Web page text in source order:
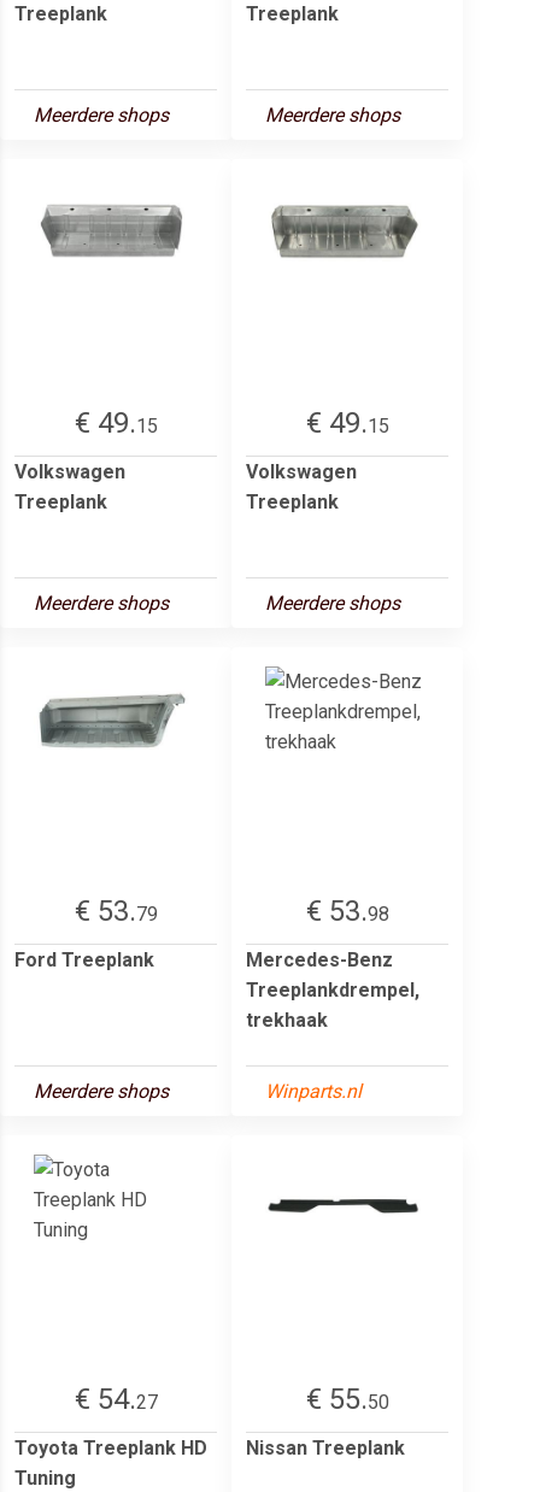
Treeplank
Meerdere shops
Treeplank
Meerdere shops
€ 49.15
Volkswagen
Treeplank
Meerdere shops
€ 49.15
Volkswagen
Treeplank
Meerdere shops
€ 53.79
Ford Treeplank
Meerdere shops
€ 53.98
Mercedes-Benz
Treeplankdrempel,
trekhaak
Winparts.nl
€ 54.27
Toyota Treeplank HD
Tuning
€ 55.50
Nissan Treeplank